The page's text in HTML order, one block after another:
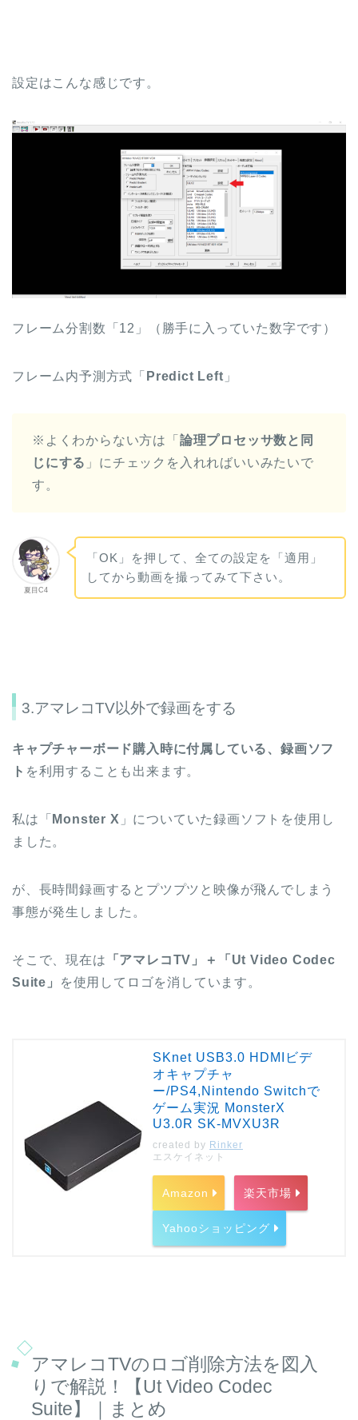
設定はこんな感じです。
フレーム分割数「12」（勝手に入っていた数字です）
フレーム内予測方式「 Predict Left 」
※よくわからない方は「 論理プロセッサ数と同
じにする 」にチェックを入れればいいみたいで
す。
夏目C4
「OK」を押して、全ての設定を「適用」
してから動画を撮ってみて下さい。
3.アマレコTV以外で録画をする
キャプチャーボード購入時に付属している、録画ソフ
ト を利用することも出来ます。
私は「 Monster X 」についていた録画ソフトを使用し
ました。
が、長時間録画するとプツプツと映像が飛んでしまう
事態が発生しました。
そこで、現在は 「アマレコTV」＋「Ut Video Codec
Suite」
を使用してロゴを消しています。
SKnet USB3.0 HDMIビデ
オキャプチャ
ー/PS4,Nintendo Switchで
ゲーム実況 MonsterX
U3.0R SK-MVXU3R
created by Rinker
エスケイネット
Amazon 楽天市場
Yahooショッピング
アマレコTVのロゴ削除方法を図入
りで解説！【Ut Video Codec
Suite】｜まとめ